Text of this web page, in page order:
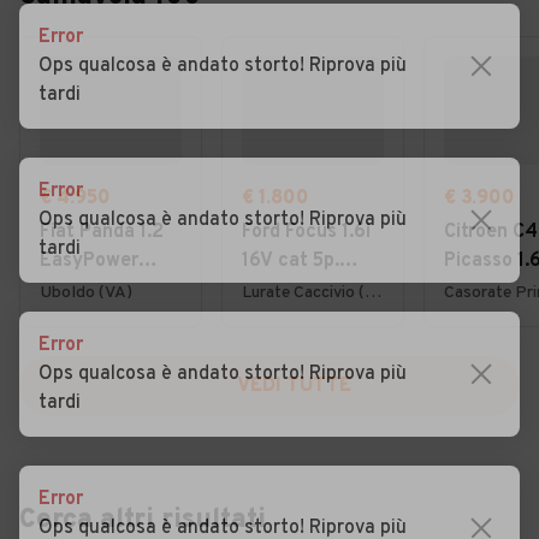
€ 4.950
Fiat Panda 1.2
EasyPower
Lounge
Uboldo (VA)
€ 1.800
Ford Focus 1.6i
16V cat 5p.
Ambiente
Lurate Caccivio (CO)
€ 3.900
Citroen C4
Picasso
7posti
VEDI TUTTE
Cerca altri risultati
Error
Ops qualcosa è andato storto! Riprova più
tardi
Error
Ops qualcosa è andato storto! Riprova più
tardi
Error
Ops qualcosa è andato storto! Riprova più
tardi
Error
Ops qualcosa è andato storto! Riprova più